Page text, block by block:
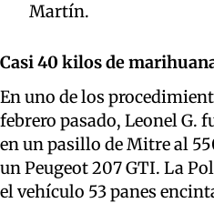
Martín.
Casi 40 kilos de
En uno de los
febrero pasado, Leonel G.
en un pasillo de Mitre al
un Peugeot 207 GTI. La
el vehículo 53 panes